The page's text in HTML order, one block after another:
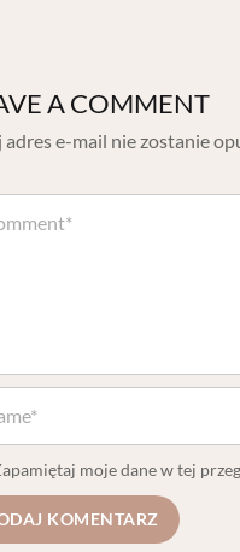
A COMMENT
adres e-mail nie zostanie
moje dane w tej